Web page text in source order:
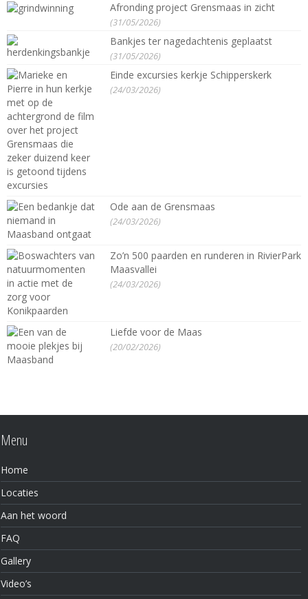
Afronding project Grensmaas in zicht
(31/05/2026)
Bankjes ter nagedachtenis geplaatst
(31/05/2026)
Einde excursies kerkje Schipperskerk
(24/03/2026)
Ode aan de Grensmaas
(24/03/2026)
Zo’n 500 paarden en runderen in RivierPark
Maasvallei
(24/03/2026)
Liefde voor de Maas
(20/02/2026)
Menu
Home
Locaties
Aan het woord
FAQ
Gallery
Video’s